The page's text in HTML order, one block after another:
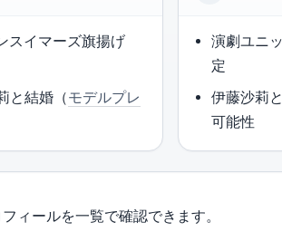
スイマーズ旗揚げ
と結婚（モデルプレ
演劇ユニ
定
伊藤沙莉
可能性
ィールを一覧で確認できます。